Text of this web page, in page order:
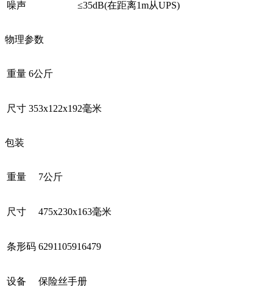
噪声 ≤35dB(在距离1m从UPS)
物理参数
重量 6公斤
尺寸 353x122x192毫米
包装
重量 7公斤
尺寸 475х230х163毫米
条形码 6291105916479
设备 保险丝手册